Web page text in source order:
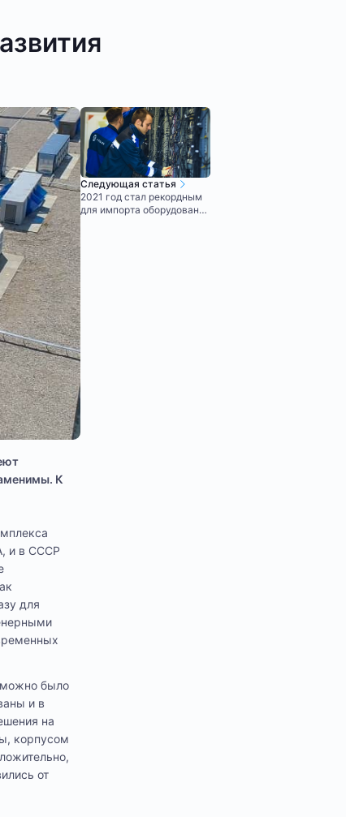
К
и в СССР
для
можно было
и в
на
корпусом
от
Следующая статья
2021 год стал рекордным
для импорта оборудования